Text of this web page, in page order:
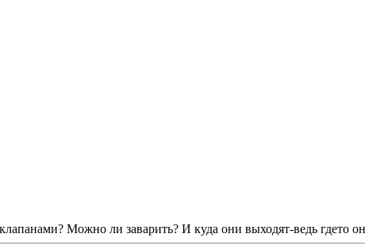
Можно ли заварить? И куда они выходят-ведь гдето